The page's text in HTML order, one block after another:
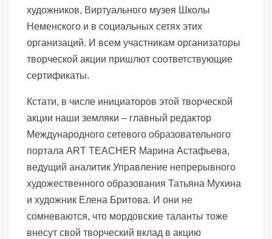
художников, Виртуального музея Школы
Неменского и в социальных сетях этих
организаций. И всем участникам организаторы
творческой акции пришлют соответствующие
сертификаты.
Кстати, в числе инициаторов этой творческой
акции наши земляки – главный редактор
Международного сетевого образовательного
портала ART TEACHER Марина Астафьева,
ведущий аналитик Управление непрерывного
художественного образования Татьяна Мухина
и художник Елена Бритова. И они не
сомневаются, что мордовские таланты тоже
внесут свой творческий вклад в акцию